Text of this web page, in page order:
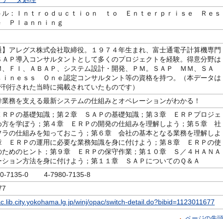
ル：Ｉｎｔｒｏｄｕｃｔｉｏｎ ｔｏ Ｅｎｔｅｒｐｒｉｓｅ Ｒｅｓ
Ｐｌａｎｎｉｎｇ
】アレグス株式会社取締役。１９７４年生まれ、富士通電子計算機専門
Ｐ導入コンサルタントとして多くのプロジェクトを経験。得意分野は
、ＦＩ、ＡＢＡＰ、システム設計・開発、ＰＭ。ＳＡＰ ＭＭ、ＳＡ
ｎｅｓｓ Ｏｎｅ認定コンサルタント等の資格を持つ。（本データは
行された当時に掲載されていたものです）
務を支える最新システムの仕組みとオペレーションがわかる！
Ｐの基礎知識；第２章 ＳＡＰの基礎知識；第３章 ＥＲＰプロジェ
方を学ぼう；第４章 ＥＲＰの開発の仕組みを理解しよう；第５章 社
ラの仕組みを知っておこう；第６章 会社の基本となる業務を理解しよ
ＥＲＰの運用に必要な業務知識を身に付けよう；第８章 ＥＲＰの使
ためのヒント；第９章 ＥＲＰの保守作業；第１０章 Ｓ／４ＨＡＮＡ
ション方法を身に付けよう；第１１章 ＳＡＰについてのＱ＆Ａ
7135-0 4-7980-7135-8
winj/opac/switch-detail.do?bibid=1123011677